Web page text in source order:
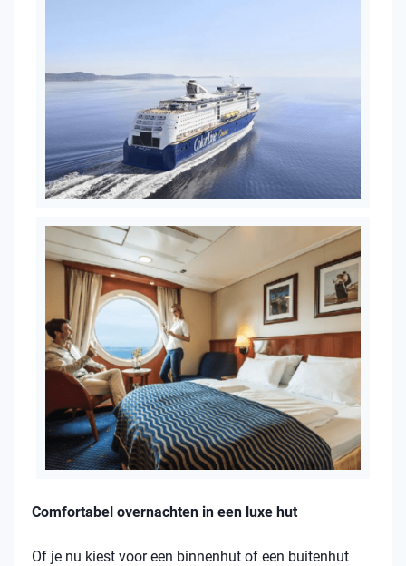
Comfortabel overnachten in een luxe hut
Of je nu kiest voor een binnenhut of een buitenhut